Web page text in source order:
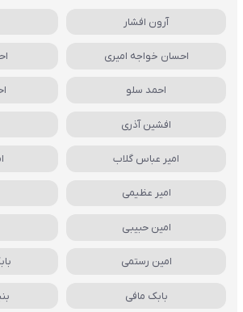
آرون افشار
احسان خواجه امیری
احمد سلو
افشین آذری
امیر عباس گلاب
امیر عظیمی
امین حبیبی
امین رستمی
بابک مافی